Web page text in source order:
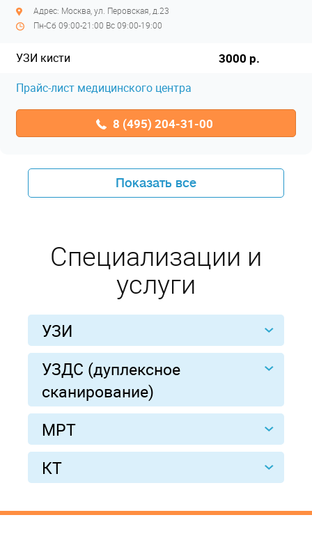
Адрес: Москва, ул. Перовская, д.23
Пн-Сб 09:00-21:00 Вс 09:00-19:00
УЗИ кисти 3000 р.
Прайс-лист медицинского центра
8 (495) 204-31-00
Показать все
Специализации и
услуги
УЗИ
УЗДС (дуплексное
сканирование)
МРТ
КТ